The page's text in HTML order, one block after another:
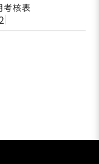
考核表